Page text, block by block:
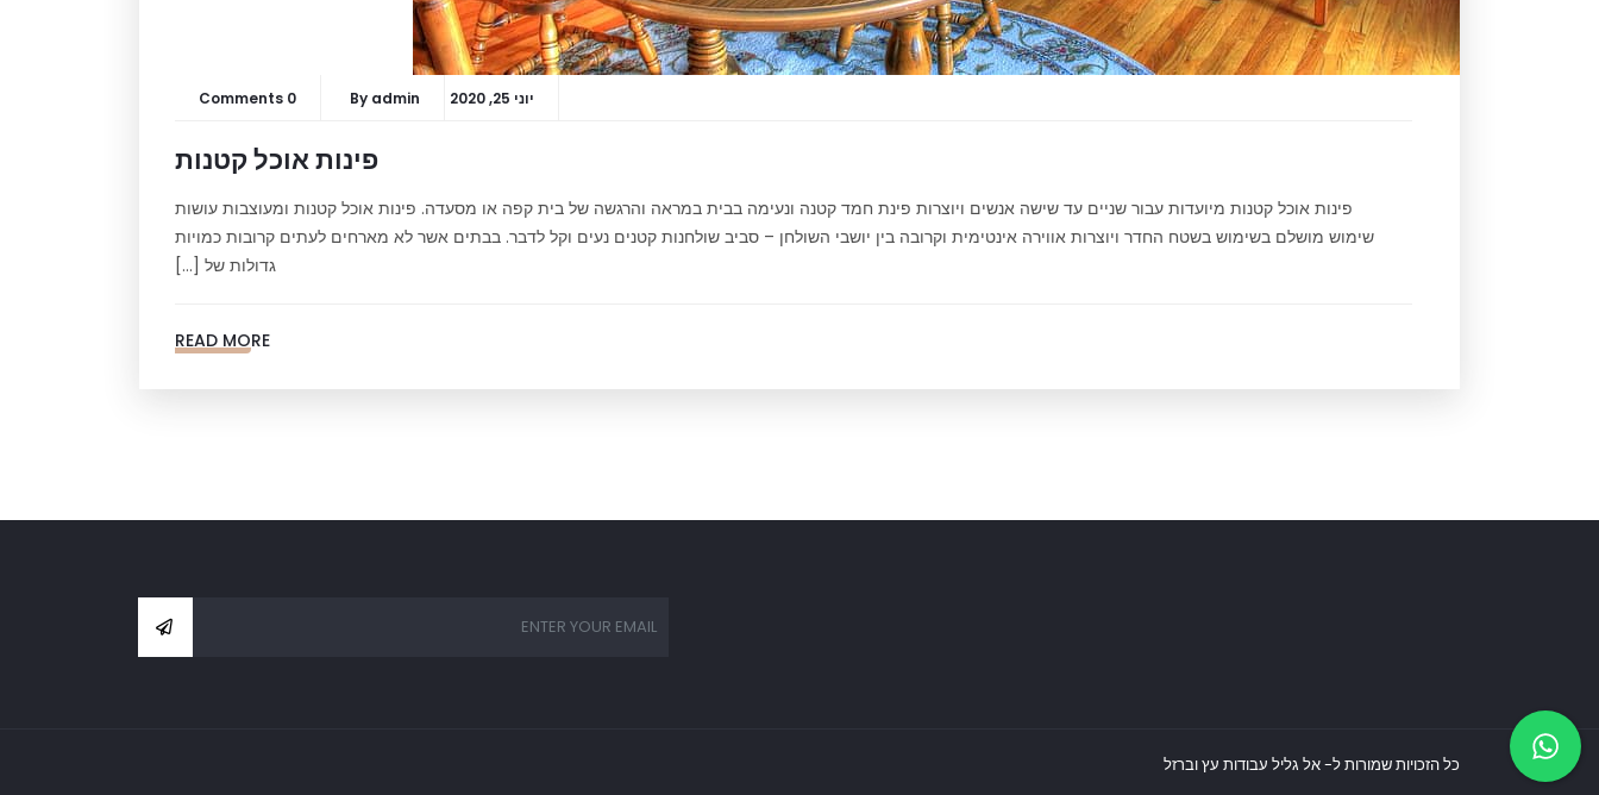
יוני 25, 2020 By admin
0 Comments
פינות אוכל קטנות
פינות אוכל קטנות מיועדות עבור שניים עד שישה אנשים ויוצרות פינת חמד קטנה ונעימה בבית במראה והרגשה של בית קפה או מסעדה. פינות אוכל קטנות ומעוצבות עושות
שימוש מושלם בשימוש בשטח החדר ויוצרות אווירה אינטימית וקרובה בין יושבי השולחן – סביב שולחנות קטנים נעים וקל לדבר. בבתים אשר לא מארחים לעתים קרובות כמויות
גדולות של […]
READ MORE
כל הזכויות שמורות ל- אל גליל עבודות עץ וברזל